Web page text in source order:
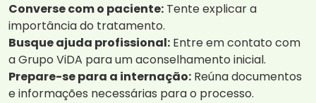
Converse com o paciente: Tente explicar a
importância do tratamento.
Busque ajuda profissional: Entre em contato com
a Grupo ViDA para um aconselhamento inicial.
Prepare-se para a internação: Reúna documentos
e informações necessárias para o processo.